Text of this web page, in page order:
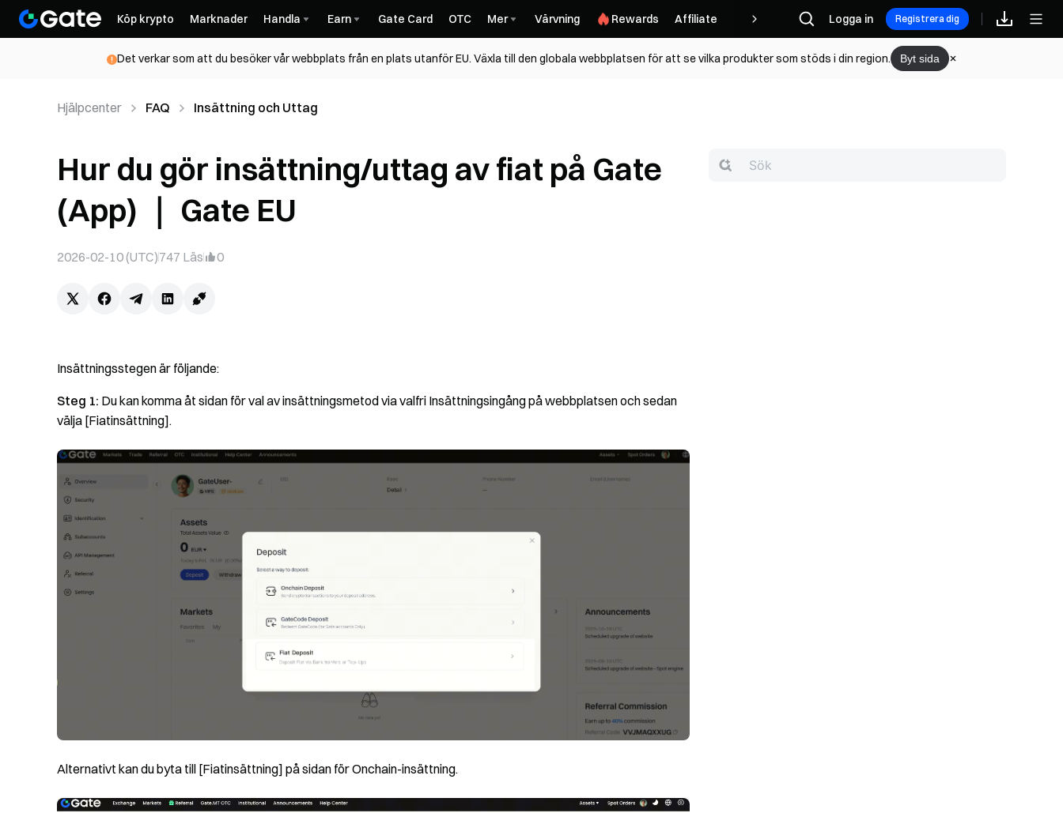
Köp krypto Marknader Handla Earn Gate Card OTC Mer Värvning Rewards Affiliate Logga in Registrera dig
Det verkar som att du besöker vår webbplats från en plats utanför EU. Växla till den globala webbplatsen för att se vilka produkter som stöds i din region. Byt sida
Hjälpcenter FAQ Insättning och Uttag
Hur du gör insättning/uttag av fiat på Gate
(App) ｜ Gate EU
2026-02-10 (UTC)747 Läs 0
Insättningsstegen är följande:
Steg 1: Du kan komma åt sidan för val av insättningsmetod via valfri Insättningsingång på webbplatsen och sedan
välja [Fiatinsättning].
Alternativt kan du byta till [Fiatinsättning] på sidan för Onchain-insättning.